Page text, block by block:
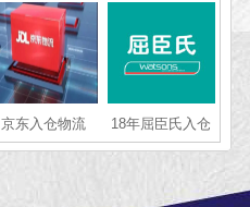
京东入仓物流
18年屈臣氏入仓
物流仓储配送经